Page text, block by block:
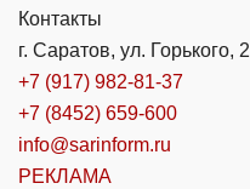
Контакты
г. Саратов, ул. Горького,
+7 (917) 982-81-37
+7 (8452) 659-600
info@sarinform.ru
РЕКЛАМА